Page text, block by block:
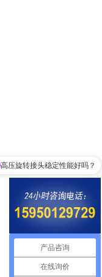
产品咨询
在线询价
高压旋转接头稳定性能好吗？